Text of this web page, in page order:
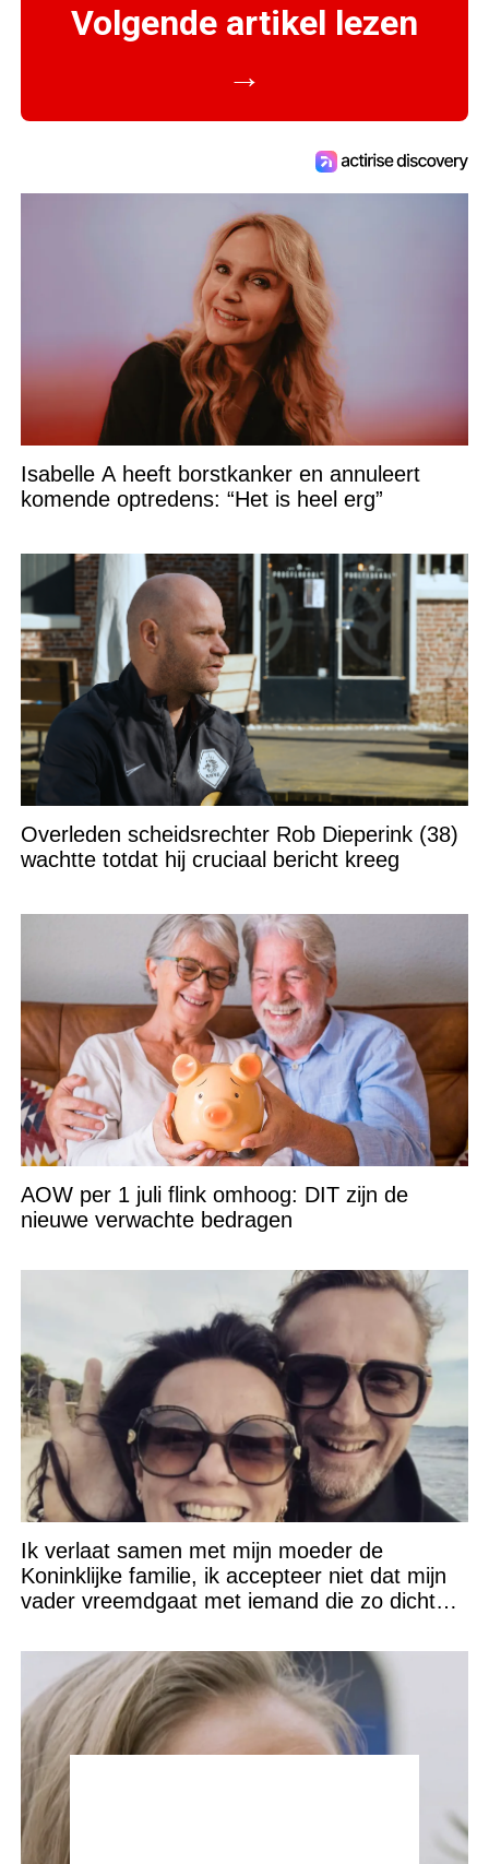
Volgende artikel lezen
→
Isabelle A heeft borstkanker en annuleert
komende optredens: “Het is heel erg”
Overleden scheidsrechter Rob Dieperink (38)
wachtte totdat hij cruciaal bericht kreeg
AOW per 1 juli flink omhoog: DIT zijn de
nieuwe verwachte bedragen
Ik verlaat samen met mijn moeder de
Koninklijke familie, ik accepteer niet dat mijn
vader vreemdgaat met iemand die zo dichtbij